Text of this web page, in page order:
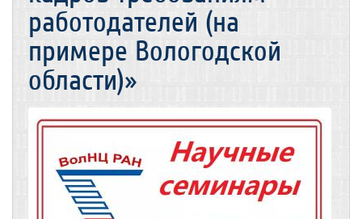
работодателей (на
примере Вологодской
области)»